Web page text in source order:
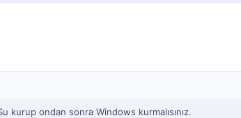
kurup ondan sonra Windows kurmalısınız.